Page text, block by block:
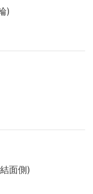
)
面側)